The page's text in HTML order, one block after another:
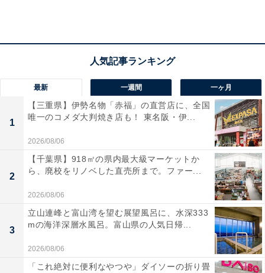
コーヒーサービスのコーヒーポットとカップ
3. コーヒードリッパー＆メジャースプーン
最新 一週間 一ヶ月
1
【三重県】伊勢名物「赤福」の直営店に、全国
唯一のコメダ大判焼き店も！ 東名阪・伊...
2026/08/06
2
【千葉県】918㎡の県内最大級マーケットか
ら、廃校をリノベした直売所まで。ファー...
2026/08/06
3
立山連峰と富山湾を望む展望風呂に、水深333
mの海洋深層水風呂。富山県の人気日帰...
2026/08/06
「これ絶対に便利なやつや」ダイソーの折り畳